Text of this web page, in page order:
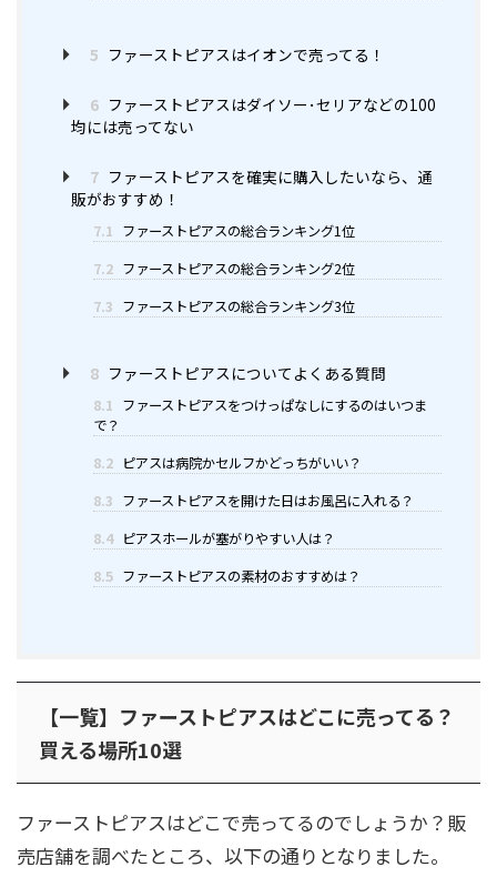
5 ファーストピアスはイオンで売ってる！
6 ファーストピアスはダイソー･セリアなどの100
均には売ってない
7 ファーストピアスを確実に購入したいなら、通
販がおすすめ！
7.1 ファーストピアスの総合ランキング1位
7.2 ファーストピアスの総合ランキング2位
7.3 ファーストピアスの総合ランキング3位
8 ファーストピアスについてよくある質問
8.1 ファーストピアスをつけっぱなしにするのはいつま
で？
8.2 ピアスは病院かセルフかどっちがいい？
8.3 ファーストピアスを開けた日はお風呂に入れる？
8.4 ピアスホールが塞がりやすい人は？
8.5 ファーストピアスの素材のおすすめは？
【一覧】ファーストピアスはどこに売ってる？
買える場所10選
ファーストピアスはどこで売ってるのでしょうか？販
売店舗を調べたところ、以下の通りとなりました。